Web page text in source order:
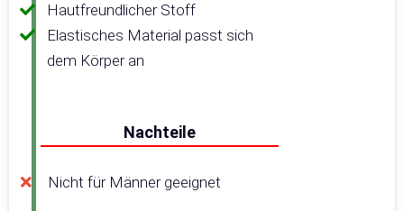
Hautfreundlicher Stoff
Elastisches Material passt sich
dem Körper an
Nachteile
Nicht für Männer geeignet